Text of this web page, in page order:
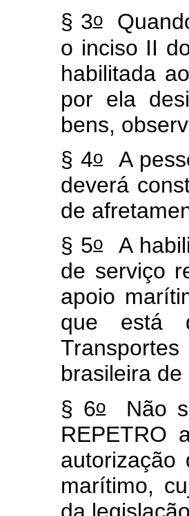
§ 3o
o inciso II
habilitada
por ela
bens,
§ 4oA
deverá
de
§ 5oA
de serviço
apoio
que está
brasileira
§ 6oNão
REPETRO
autorização
marítimo,
da